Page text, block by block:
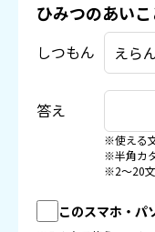
ひみつのあい
しつもん
答え
※使える
※半角カ
※2〜20
このスマホ・パ